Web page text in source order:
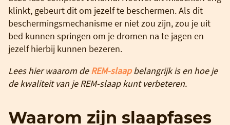
klinkt, gebeurt dit om jezelf te beschermen. Als dit
beschermingsmechanisme er niet zou zijn, zou je uit
bed kunnen springen om je dromen na te jagen en
jezelf hierbij kunnen bezeren.
Lees hier waarom deREM-slaapbelangrijk is en hoe je
de kwaliteit van je REM-slaap kunt verbeteren.
Waarom zijn slaapfases